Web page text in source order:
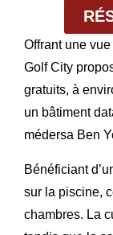
Offrant une
Golf City
gratuits, à
un bâtiment
médersa Ben
Bénéficiant
sur la piscine,
chambres. La